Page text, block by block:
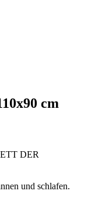
cm
DER
und schlafen.